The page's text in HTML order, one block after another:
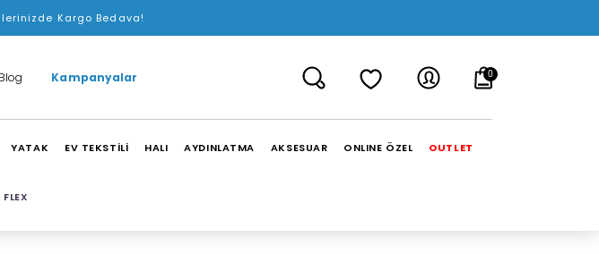
Kargo Bedava!
Blog Kampanyalar 0
YATAK EV TEKSTİLİ HALI AYDINLATMA AKSESUAR ONLINE ÖZEL OUTLET